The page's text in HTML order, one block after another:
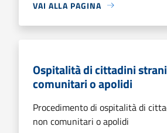
VAI ALLA PAGINA
Ospitalità di cittadini
comunitari o apolidi
Procedimento di ospitalità di
non comunitari o apolidi